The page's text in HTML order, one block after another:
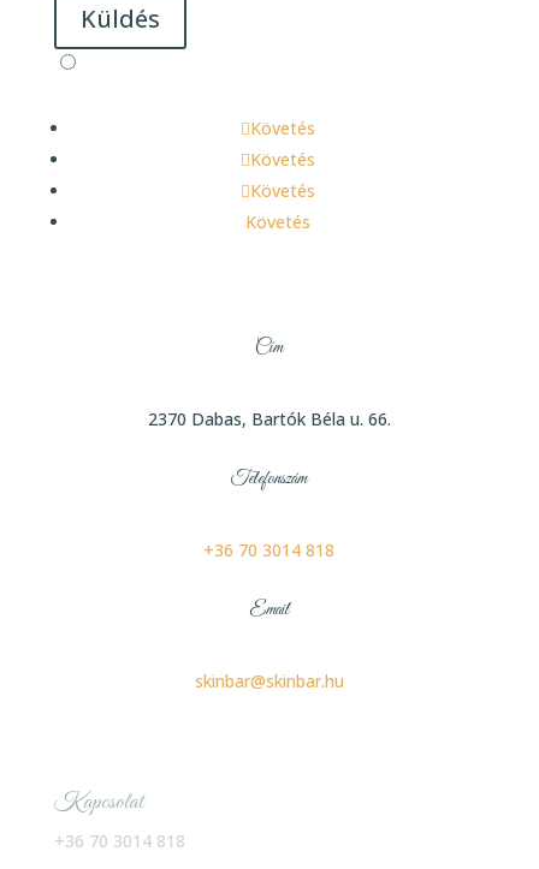
Küldés
Követés
Követés
Követés
Követés
Cím
2370 Dabas, Bartók Béla u. 66.
Telefonszám
+36 70 3014 818
Email
skinbar@skinbar.hu
Kapcsolat
+36 70 3014 818